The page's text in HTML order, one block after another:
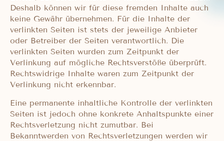
Deshalb können wir für diese fremden Inhalte auch
keine Gewähr übernehmen. Für die Inhalte der
verlinkten Seiten ist stets der jeweilige Anbieter
oder Betreiber der Seiten verantwortlich. Die
verlinkten Seiten wurden zum Zeitpunkt der
Verlinkung auf mögliche Rechtsverstöße überprüft.
Rechtswidrige Inhalte waren zum Zeitpunkt der
Verlinkung nicht erkennbar.
Eine permanente inhaltliche Kontrolle der verlinkten
Seiten ist jedoch ohne konkrete Anhaltspunkte einer
Rechtsverletzung nicht zumutbar. Bei
Bekanntwerden von Rechtsverletzungen werden wir